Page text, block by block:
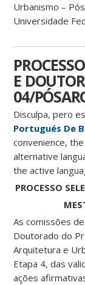
Urbanismo –
Universidade
E
04/
Disculpa, pero
Portugués De
convenience,
alternative
the active
PROCESSO
As comissões
Doutorado do
Arquitetura e
Etapa 4, das
ações